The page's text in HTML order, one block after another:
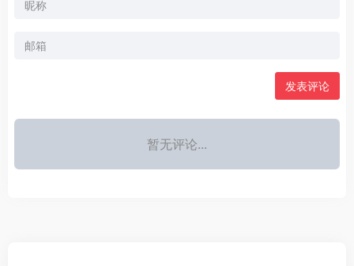
发表评论
暂无评论...